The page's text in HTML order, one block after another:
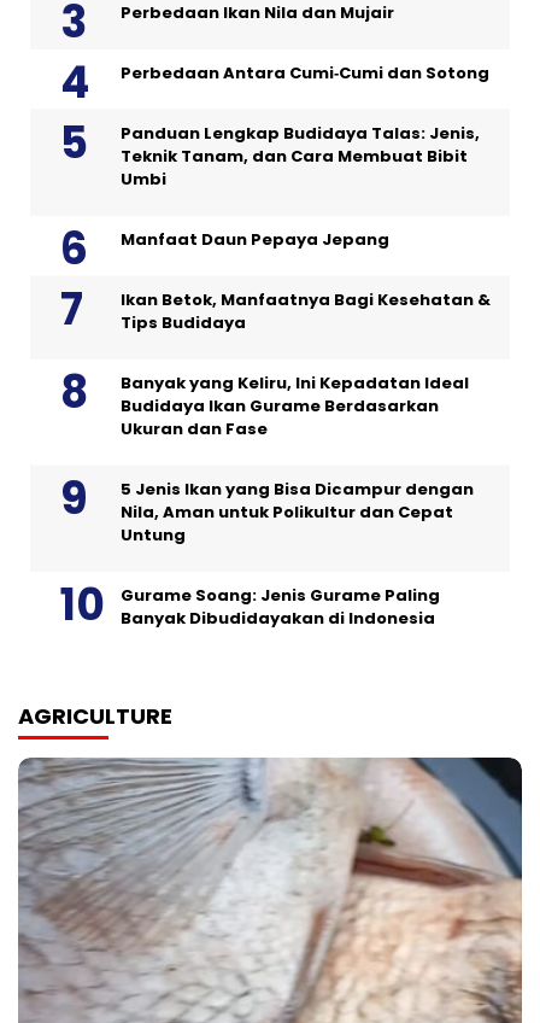
Perbedaan Ikan Nila dan Mujair
Perbedaan Antara Cumi‑Cumi dan Sotong
Panduan Lengkap Budidaya Talas: Jenis,
Teknik Tanam, dan Cara Membuat Bibit
Umbi
Manfaat Daun Pepaya Jepang
Ikan Betok, Manfaatnya Bagi Kesehatan &
Tips Budidaya
Banyak yang Keliru, Ini Kepadatan Ideal
Budidaya Ikan Gurame Berdasarkan
Ukuran dan Fase
5 Jenis Ikan yang Bisa Dicampur dengan
Nila, Aman untuk Polikultur dan Cepat
Untung
Gurame Soang: Jenis Gurame Paling
Banyak Dibudidayakan di Indonesia
AGRICULTURE